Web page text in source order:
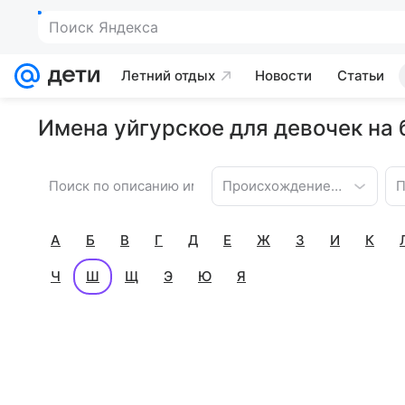
Поиск Яндекса
Летний отдых Новости Статьи
Имена уйгурское для девочек на
Происхождение имени
А Б В Г Д Е Ж З И К
Ч Ш Щ Э Ю Я